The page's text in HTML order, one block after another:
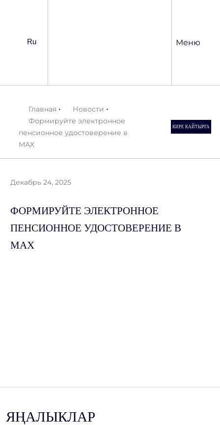
Меню
Ru
Главная • Новости •
Формируйте электронное
пенсионное удостоверение в
МАХ
КИРЕ КАЙТЫРГА
Декабрь 24, 2025
ФОРМИРУЙТЕ ЭЛЕКТРОННОЕ
ПЕНСИОННОЕ УДОСТОВЕРЕНИЕ В
МАХ
ЯҢАЛЫКЛАР